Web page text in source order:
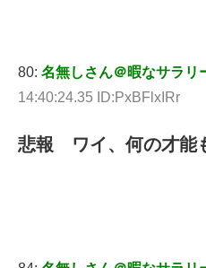
80: 名無しさん＠暇なサラリ
14:40:24.35 ID:PxBFlxIRr
悲報 ワイ、何の才能